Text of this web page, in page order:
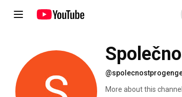
More about this channel